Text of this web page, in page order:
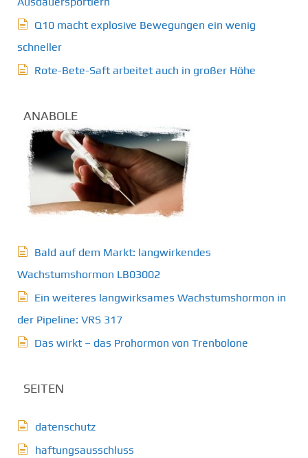
Q10 macht explosive Bewegungen ein wenig
schneller
Rote-Bete-Saft arbeitet auch in großer Höhe
ANABOLE
Bald auf dem Markt: langwirkendes
Wachstumshormon LB03002
Ein weiteres langwirksames Wachstumshormon in
der Pipeline: VRS 317
Das wirkt – das Prohormon von Trenbolone
SEITEN
datenschutz
haftungsausschluss